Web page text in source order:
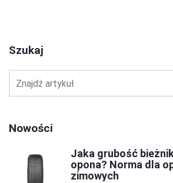
Szukaj
Nowości
Jaka grubość
opona? Norma dla
zimowych